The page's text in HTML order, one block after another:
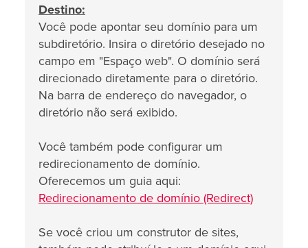
Destino:
Você pode apontar seu domínio para um
subdiretório. Insira o diretório desejado no
campo em "Espaço web". O domínio será
direcionado diretamente para o diretório.
Na barra de endereço do navegador, o
diretório não será exibido.
Você também pode configurar um
redirecionamento de domínio.
Oferecemos um guia aqui:
Redirecionamento de domínio (Redirect)
Se você criou um construtor de sites,